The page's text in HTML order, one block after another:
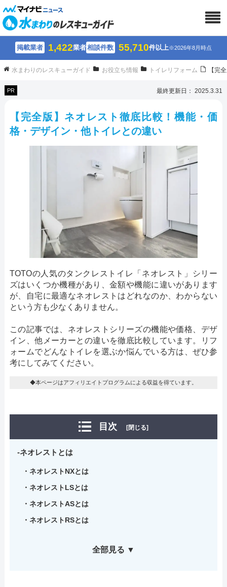
掲載業者 1,422業者相談件数 55,710件以上※2026年8月時点
水まわりのレスキューガイド お役立ち情報 トイレリフォーム 【完
PR 最終更新日： 2025.3.31
【完全版】ネオレスト徹底比較！機能・価
格・デザイン・他トイレとの違い
TOTOの人気のタンクレストイレ「ネオレスト」シリー
ズはいくつか機種があり、金額や機能に違いがあります
が、自宅に最適なネオレストはどれなのか、わからない
という方も少なくありません。
この記事では、ネオレストシリーズの機能や価格、デザ
イン、他メーカーとの違いを徹底比較しています。リフ
ォームでどんなトイレを選ぶか悩んでいる方は、ぜひ参
考にしてみてください。
◆本ページはアフィリエイトプログラムによる収益を得ています。
目次 [閉じる]
ネオレストとは
ネオレストNXとは
ネオレストLSとは
ネオレストASとは
ネオレストRSとは
全部見る ▼